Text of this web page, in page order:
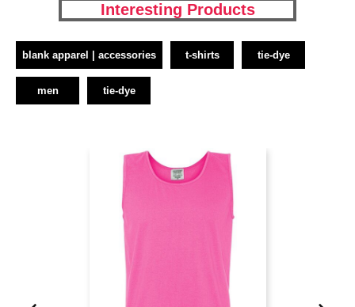
Interesting Products
blank apparel | accessories t-shirts tie-dye
men tie-dye